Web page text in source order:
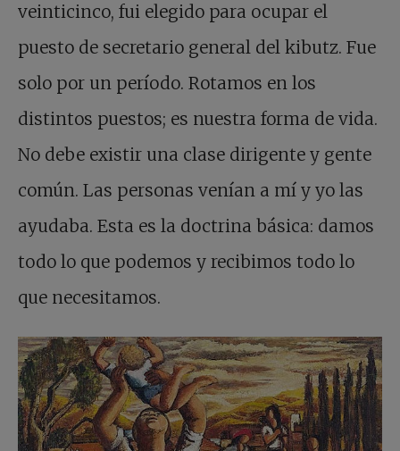
veinticinco, fui elegido para ocupar el
puesto de secretario general del kibutz. Fue
solo por un período. Rotamos en los
distintos puestos; es nuestra forma de vida.
No debe existir una clase dirigente y gente
común. Las personas venían a mí y yo las
ayudaba. Esta es la doctrina básica: damos
todo lo que podemos y recibimos todo lo
que necesitamos.